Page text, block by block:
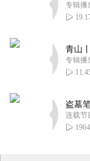
专辑播
专辑播
连载节